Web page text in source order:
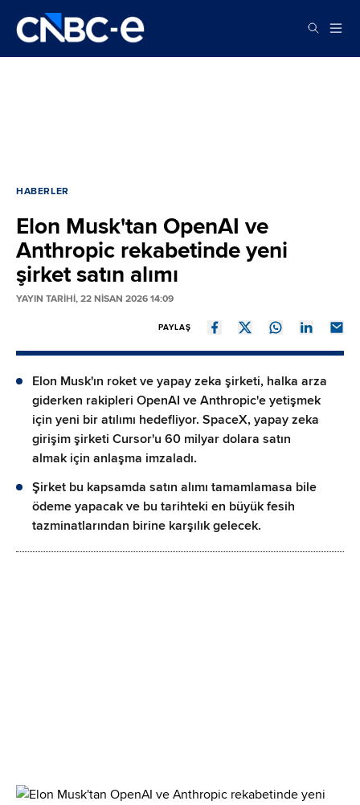
HABERLER
Elon Musk'tan OpenAI ve
Anthropic rekabetinde yeni
şirket satın alımı
YAYIN TARİHİ, 22 NISAN 2026 14:09
PAYLAŞ
Elon Musk'ın roket ve yapay zeka şirketi, halka arza
giderken rakipleri OpenAI ve Anthropic'e yetişmek
için yeni bir atılımı hedefliyor. SpaceX, yapay zeka
girişim şirketi Cursor'u 60 milyar dolara satın
almak için anlaşma imzaladı.
Şirket bu kapsamda satın alımı tamamlamasa bile
ödeme yapacak ve bu tarihteki en büyük fesih
tazminatlarından birine karşılık gelecek.